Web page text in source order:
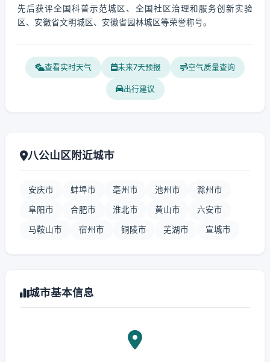
先后获评全国科普示范城区、全国社区治理和服务创新实验
区、安徽省文明城区、安徽省园林城区等荣誉称号。
查看实时天气 未来7天预报 空气质量查询
出行建议
八公山区附近城市
安庆市 蚌埠市 亳州市 池州市 滁州市
阜阳市 合肥市 淮北市 黄山市 六安市
马鞍山市 宿州市 铜陵市 芜湖市 宣城市
城市基本信息